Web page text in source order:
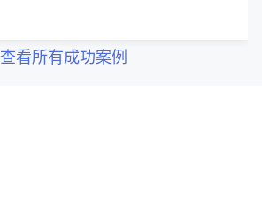
查看所有成功案例